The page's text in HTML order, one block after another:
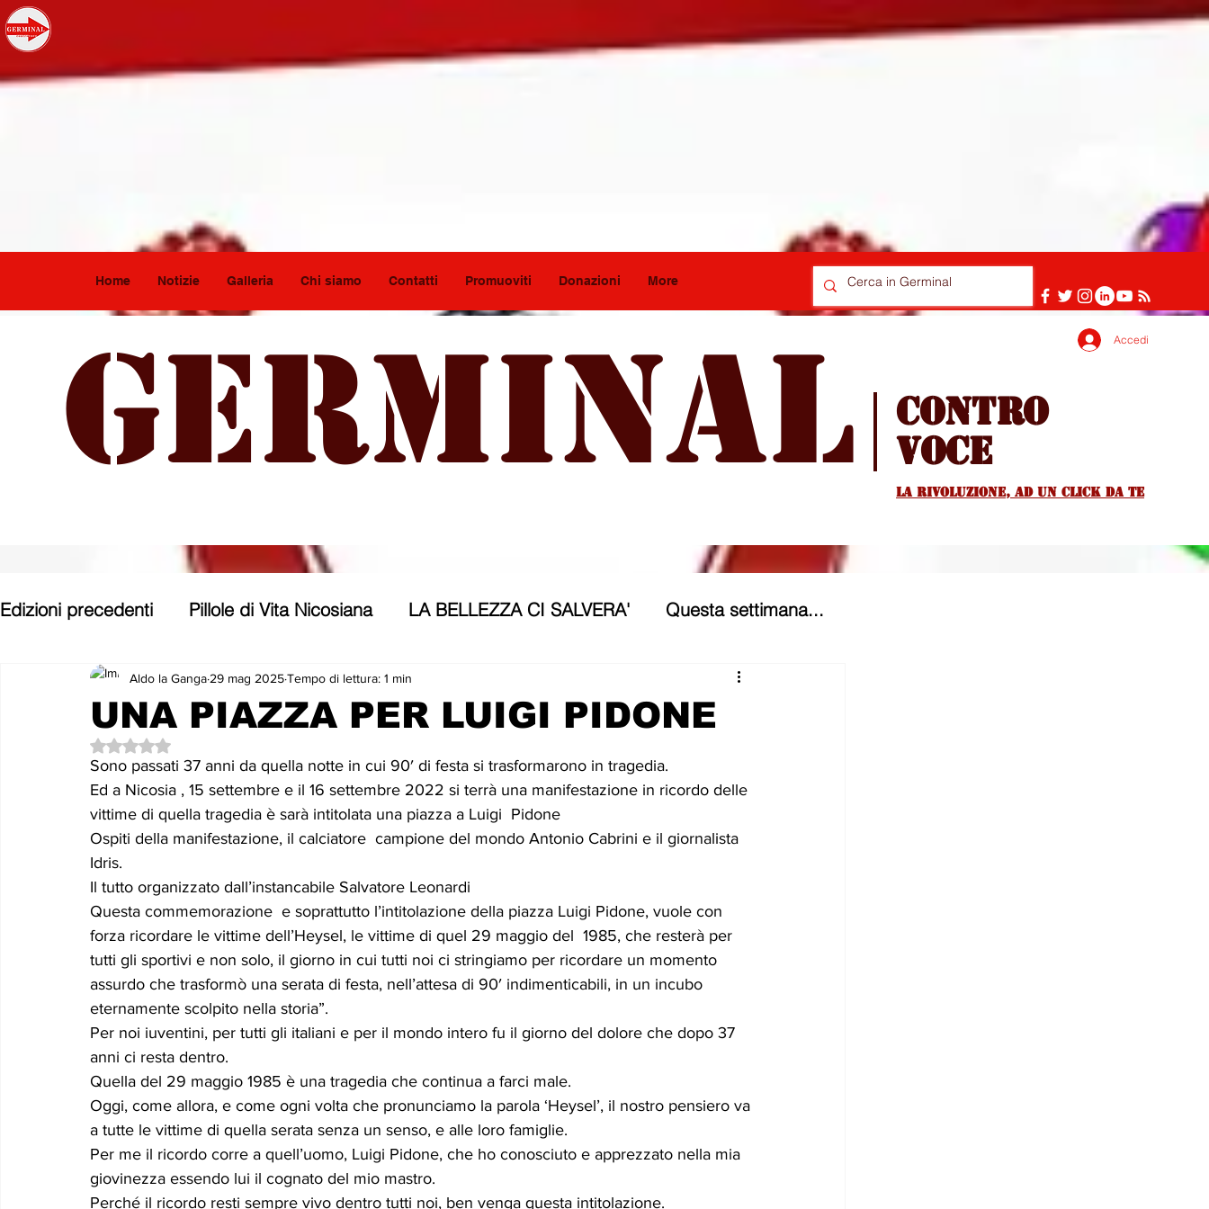
Home Notizie Galleria Chi siamo Contatti Promuoviti Donazioni More
Germinal Accedi
Contro
voce
La rivoluzione, ad un Click da te
Edizioni precedenti Pillole di Vita Nicosiana LA BELLEZZA CI SALVERA' Questa settimana...
Parole, pensieri, opere e opinioni Entroterra
Con gli occhi di uno Zoomer
Le memorie di donna Prizzita. Un ro MUSICA UP RUBRICA: LA NOSTRA
LEONFORTE 2040 ATTUALITA' Curiosità VIGNETTE
UNA PIAZZA PER LUIGI PIDONE
Aldo la Ganga 29 mag 2025Tempo di lettura: 1 min
Valutazione NaN stelle su 5.
Sono passati 37 anni da quella notte in cui 90′ di festa si trasformarono in tragedia.
Ed a Nicosia , 15 settembre e il 16 settembre 2022 si terrà una manifestazione in ricordo delle
vittime di quella tragedia è sarà intitolata una piazza a Luigi  Pidone
Ospiti della manifestazione, il calciatore  campione del mondo Antonio Cabrini e il giornalista
Idris.
Il tutto organizzato dall’instancabile Salvatore Leonardi
Questa commemorazione  e soprattutto l’intitolazione della piazza Luigi Pidone, vuole con
forza ricordare le vittime dell’Heysel, le vittime di quel 29 maggio del  1985, che resterà per
tutti gli sportivi e non solo, il giorno in cui tutti noi ci stringiamo per ricordare un momento
assurdo che trasformò una serata di festa, nell’attesa di 90′ indimenticabili, in un incubo
eternamente scolpito nella storia”.
Per noi iuventini, per tutti gli italiani e per il mondo intero fu il giorno del dolore che dopo 37
anni ci resta dentro.
Quella del 29 maggio 1985 è una tragedia che continua a farci male.
Oggi, come allora, e come ogni volta che pronunciamo la parola ‘Heysel’, il nostro pensiero va
a tutte le vittime di quella serata senza un senso, e alle loro famiglie.
Per me il ricordo corre a quell’uomo, Luigi Pidone, che ho conosciuto e apprezzato nella mia
giovinezza essendo lui il cognato del mio mastro.
Perché il ricordo resti sempre vivo dentro tutti noi, ben venga questa intitolazione.